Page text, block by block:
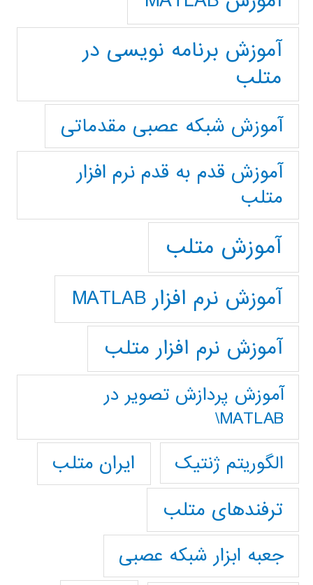
آموزش برنامه نویسی در
متلب
آموزش شبکه عصبی مقدماتی
آموزش قدم به قدم نرم افزار
متلب
آموزش متلب
آموزش نرم افزار MATLAB
آموزش نرم افزار متلب
آموزش پردازش تصوير در
MATLAB\
الگوریتم ژنتیک
ایران متلب
ترفندهای متلب
جعبه ابزار شبکه عصبی